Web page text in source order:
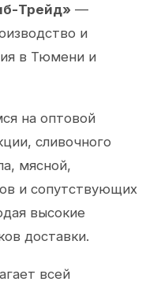
Трейд» —
и
в Тюмени и
на оптовой
сливочного
мясной,
и сопутствующих
высокие
доставки.
всей